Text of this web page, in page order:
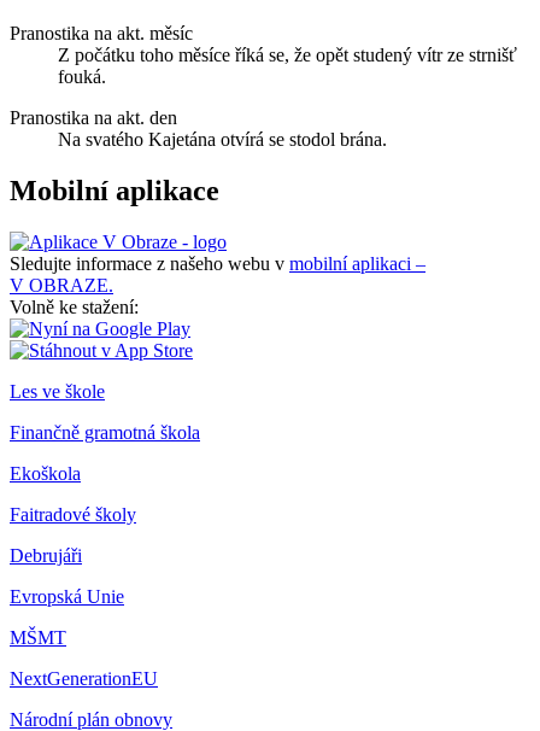
Pranostika na akt. měsíc
Z počátku toho měsíce říká se, že opět studený vítr ze strnišť
fouká.
Pranostika na akt. den
Na svatého Kajetána otvírá se stodol brána.
Mobilní aplikace
Sledujte informace z našeho webu v mobilní aplikaci –
V OBRAZE.
Volně ke stažení:
Les ve škole
Finančně gramotná škola
Ekoškola
Faitradové školy
Debrujáři
Evropská Unie
MŠMT
NextGenerationEU
Národní plán obnovy